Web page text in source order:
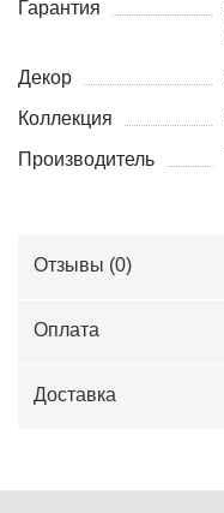
Гарантия
Декор
Коллекция
Производитель
Отзывы (0)
Оплата
Доставка